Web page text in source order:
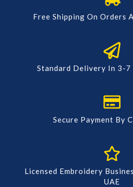
Free Shipping On Orders
Standard Delivery In 3-7
Secure Payment By
Licensed Embroidery
UAE